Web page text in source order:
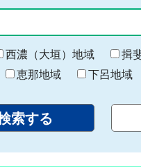
西濃（大垣）地域 揖
恵那地域 下呂地域